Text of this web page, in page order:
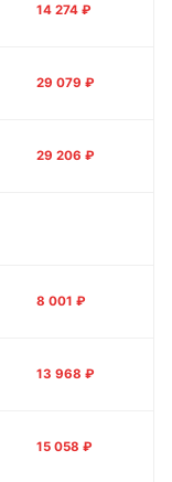
14 274 ₽
29 079 ₽
29 206 ₽
8 001 ₽
13 968 ₽
15 058 ₽